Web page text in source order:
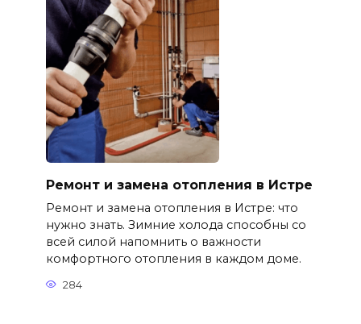
Ремонт и замена отопления в Истре
Ремонт и замена отопления в Истре: что
нужно знать. Зимние холода способны со
всей силой напомнить о важности
комфортного отопления в каждом доме.
284